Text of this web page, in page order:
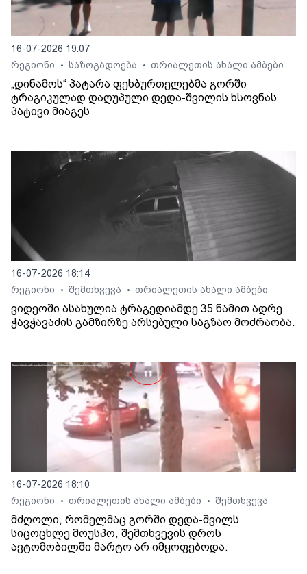
16-07-2026 19:07
რეგიონი
• საზოგადოება • თრიალეთის ახალი ამბები
„დინამოს“ პატარა ფეხბურთელებმა გორში
ტრაგიკულად დაღუპული დედა-შვილის ხსოვნას
პატივი მიაგეს
16-07-2026 18:14
რეგიონი
• შემთხვევა • თრიალეთის ახალი ამბები
ვიდეოში ასახულია ტრაგედიამდე 35 წამით ადრე
ჭავჭავაძის გამზირზე არსებული საგზაო მოძრაობა.
16-07-2026 18:10
რეგიონი
• თრიალეთის ახალი ამბები • შემთხვევა
მძღოლი, რომელმაც გორში დედა-შვილს
სიცოცხლე მოუსპო, შემთხვევის დროს
ავტომობილში მარტო არ იმყოფებოდა.